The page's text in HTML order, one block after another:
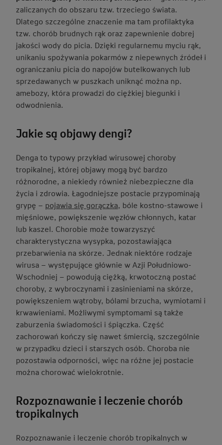
zaliczanych do obszaru tzw. trzeciego świata.
Dlatego szczególne znaczenie ma tam profilaktyka
tzw. chorób brudnych rąk oraz zapewnienie dobrej
jakości wody do picia. Dzięki regularnemu myciu rąk,
unikaniu spożywania pokarmów z niepewnych źródeł i
ograniczaniu picia do napojów butelkowanych lub
sprzedawanych w puszkach uniknąć można np.
amebozy, która prowadzi do ciężkiej biegunki i
odwodnienia.
Jakie są objawy dengi?
Denga to typowy przykład wirusowej choroby
tropikalnej, której objawy mogą być bardzo
różnorodne, a niekiedy również niebezpieczne dla
życia i zdrowia. Łagodniejsze postacie przypominają
grypę – pojawia się gorączka, bóle kostno-stawowe i
mięśniowe, powiększenie węzłów chłonnych, katar
lub kaszel. Chorobie może towarzyszyć
charakterystyczna wysypka, pozostawiająca
przebarwienia na skórze. Jednak niektóre rodzaje
wirusa – występujące głównie w Azji Południowo-
Wschodniej – powodują ciężką, krwotoczną postać
choroby, z wybroczynami i zasinieniami na skórze,
powiększeniem wątroby, bólami brzucha, wymiotami i
krwawieniami. Możliwymi symptomami są także
zaburzenia świadomości i śpiączka. Część
zachorowań kończy się nawet śmiercią, szczególnie
w przypadku dzieci i starszych osób. Choroba nie
pozostawia odporności, więc na różne jej postacie
można chorować wielokrotnie.
Rozpoznawanie i leczenie chorób
tropikalnych
Rozpoznawanie i leczenie chorób tropikalnych w